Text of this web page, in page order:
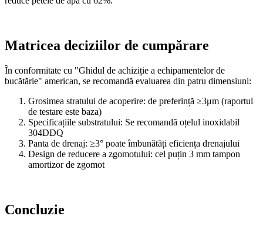
Matricea deciziilor de cumpărare
În conformitate cu "Ghidul de achiziție a echipamentelor de
bucătărie" american, se recomandă evaluarea din patru dimensiuni:
Grosimea stratului de acoperire: de preferință ≥3μm (raportul
de testare este baza)
Specificațiile substratului: Se recomandă oțelul inoxidabil
304DDQ
Panta de drenaj: ≥3° poate îmbunătăți eficiența drenajului
Design de reducere a zgomotului: cel puțin 3 mm tampon
amortizor de zgomot
Concluzie